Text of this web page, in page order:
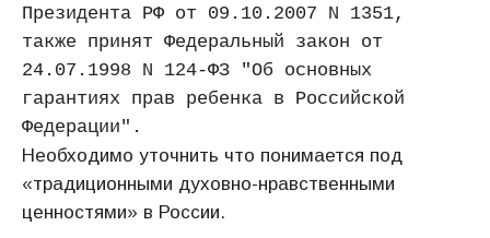
Президента РФ от 09.10.2007 N 1351,
также принят Федеральный закон от
24.07.1998 N 124-ФЗ "Об основных
гарантиях прав ребенка в Российской
Федерации".
Необходимо уточнить что понимается под
«традиционными духовно-нравственными
ценностями» в России.